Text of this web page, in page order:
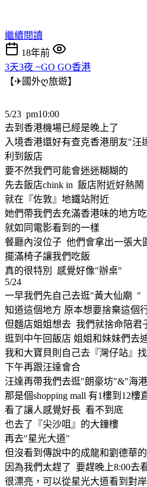
繼續閱讀
18年前
3天3夜 ~GO GO香港
【✈國外ღ旅遊】
5/23 pm10:00
去到香港機場已經是晚上了
入境香港還好有查克香港朋友"
利到飯店
要不然我們可能會迷迷糊糊的
先去飯店chink in 飯店附近好熱鬧
就在『佐敦』地鐵站附近
她們帶我們去充滿香港味的地方
就如同電影看到的一樣
餐廳內沒位子 他們會拿出一張大
擺滿椅子讓我們吃飯
真的很特別 感覺好像"辦桌"
5/24
一早我們先自己去逛"黃大仙廟 "
知道這個地方 原本想要捨棄這個
但麵店姐姐想去 我們就捨命陪君
逛到中午回飯店 姐姐和妹妹們去
我和大寶貝則自己去『灣仔站』
下午再跟汪達會合
汪達再帶我們去逛"朗豪坊"&"海
那是個shopping mall 有1樓到12樓
看了讓人感覺好長 看不到底
也去了『尖沙咀』的大鐘樓
再去"星光大道"
但沒看到傳說中的成龍和劉德華
因為我們太趕了 要趕晚上8:00去
很漂亮，可以從星光大道看到對